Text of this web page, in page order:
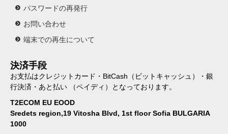
パスワードの再発行
お問い合わせ
端末での再生について
決済手段
お支払はクレジットカード・BitCash（ビットキャッシュ）・銀
行決済・あと払い （ペイディ）となっております。
T2ECOM EU EOOD
Sredets region,19 Vitosha Blvd, 1st floor Sofia BULGARIA
1000